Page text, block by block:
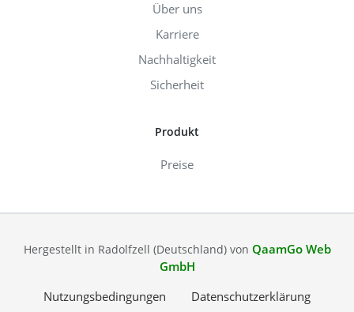
Über uns
Karriere
Nachhaltigkeit
Sicherheit
Produkt
Preise
Hergestellt in Radolfzell (Deutschland) von QaamGo Web
GmbH
Nutzungsbedingungen
Datenschutzerklärung